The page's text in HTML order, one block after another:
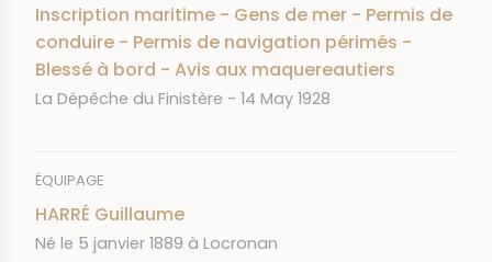
Inscription maritime - Gens de mer - Permis de
conduire - Permis de navigation périmés -
Blessé à bord - Avis aux maquereautiers
JOURNAL
La Dépêche du Finistère DATE
14 May 1928
ÉQUIPAGE
HARRÉ Guillaume
Né le 5 janvier 1889 à Locronan